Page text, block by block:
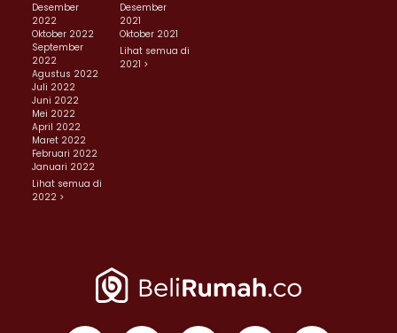
Desember
2022
Oktober 2022
September
2022
Agustus 2022
Juli 2022
Juni 2022
Mei 2022
April 2022
Maret 2022
Februari 2022
Januari 2022
Lihat semua di
2022 >
Desember
2021
Oktober 2021
Lihat semua di
2021 >